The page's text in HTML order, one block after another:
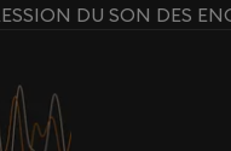
DU SON DES